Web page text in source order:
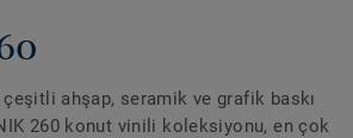
çeşitli ahşap, seramik ve grafik baskı
260 konut vinili koleksiyonu, en çok